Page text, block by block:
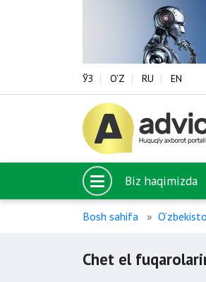
ЎЗ O‘Z RU EN
Biz haqimizda
Bosh sahifa
Chet el